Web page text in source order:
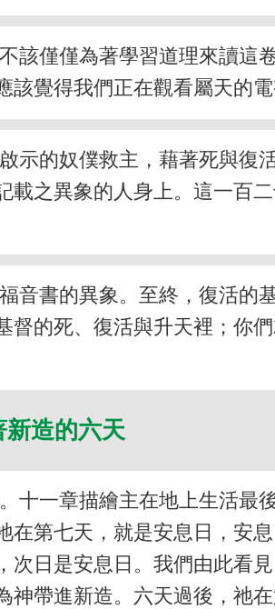
該僅僅為著學習道理來讀這
覺得我們正在觀看屬天的電
示的奴僕救主，藉著死與復
之異象的人身上。這一百
音書的異象。至終，復活的
的死、復活與升天裡；你
新造的六天
十一章描繪主在地上生活最
第七天，就是安息日，安
日是安息日。我們由此看
帶進新造。六天過後，祂